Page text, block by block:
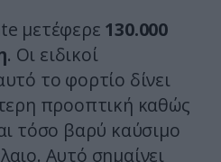
μετέφερε 130.000
. Οι ειδικοί
το φορτίο δίνει
προοπτική καθώς
τόσο βαρύ καύσιμο
Αυτό σημαίνει